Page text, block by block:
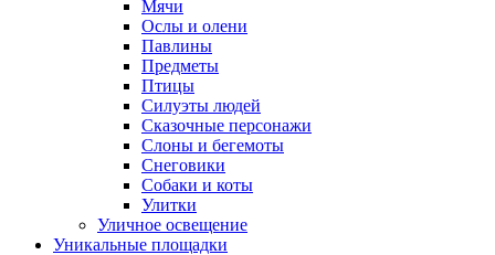
Мячи
Ослы и олени
Павлины
Предметы
Птицы
Силуэты людей
Сказочные персонажи
Слоны и бегемоты
Снеговики
Собаки и коты
Улитки
Уличное освещение
Уникальные площадки